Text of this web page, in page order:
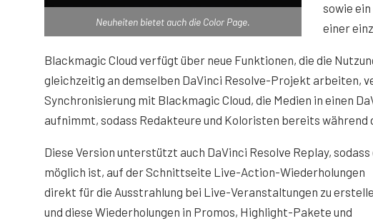
Neuheiten bietet auch die Color Page.
sowie
einer
Blackmagic Cloud verfügt über neue Funktionen, die die
gleichzeitig an demselben DaVinci Resolve-Projekt arbeiten,
Synchronisierung mit Blackmagic Cloud, die Medien in einen
aufnimmt, sodass Redakteure und Koloristen bereits
Diese Version unterstützt auch DaVinci Resolve Replay, sodass
möglich ist, auf der Schnittseite Live-Action-Wiederholungen
direkt für die Ausstrahlung bei Live-Veranstaltungen zu
und diese Wiederholungen in Promos, Highlight-Pakete und